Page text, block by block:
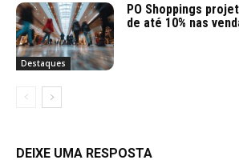
Destaques
PO Shoppings
de até 10% nas
DEIXE UMA RESPOSTA